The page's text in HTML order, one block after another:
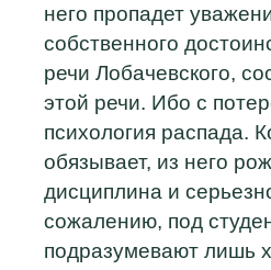
него пропадет
собственного
речи Лобачевского,
этой речи. Ибо с
психология распада.
обязывает, из него
дисциплина и
сожалению, под
подразумевают лишь